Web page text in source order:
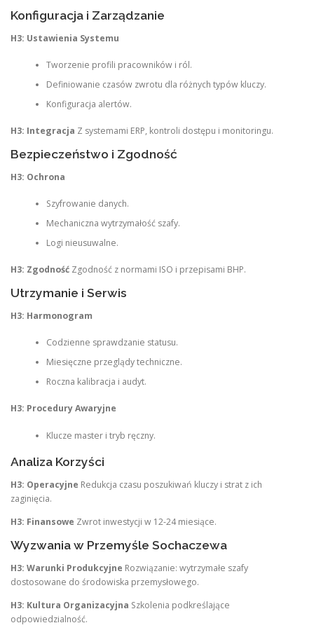
Konfiguracja i Zarządzanie
H3: Ustawienia Systemu
Tworzenie profili pracowników i ról.
Definiowanie czasów zwrotu dla różnych typów kluczy.
Konfiguracja alertów.
H3: Integracja Z systemami ERP, kontroli dostępu i monitoringu.
Bezpieczeństwo i Zgodność
H3: Ochrona
Szyfrowanie danych.
Mechaniczna wytrzymałość szafy.
Logi nieusuwalne.
H3: Zgodność Zgodność z normami ISO i przepisami BHP.
Utrzymanie i Serwis
H3: Harmonogram
Codzienne sprawdzanie statusu.
Miesięczne przeglądy techniczne.
Roczna kalibracja i audyt.
H3: Procedury Awaryjne
Klucze master i tryb ręczny.
Analiza Korzyści
H3: Operacyjne Redukcja czasu poszukiwań kluczy i strat z ich
zaginięcia.
H3: Finansowe Zwrot inwestycji w 12-24 miesiące.
Wyzwania w Przemyśle Sochaczewa
H3: Warunki Produkcyjne Rozwiązanie: wytrzymałe szafy
dostosowane do środowiska przemysłowego.
H3: Kultura Organizacyjna Szkolenia podkreślające
odpowiedzialność.